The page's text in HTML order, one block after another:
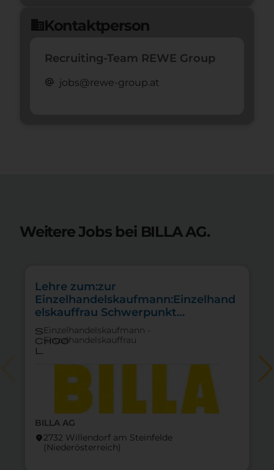
domainKontaktperson
Recruiting-Team REWE Group
alternate_email jobs@rewe-group.at
Weitere Jobs bei BILLA AG.
BILLA AG
location_on2732 Willendorf am Steinfelde
(Nieder­österreich)
Lehre zum:zur
Einzelhandelskaufmann:Einzelhand
elskauffrau Schwerpunkt
Feinkostfachverkauf
s
choo
l
Einzelhandelskaufmann -
Einzelhandelskauffrau